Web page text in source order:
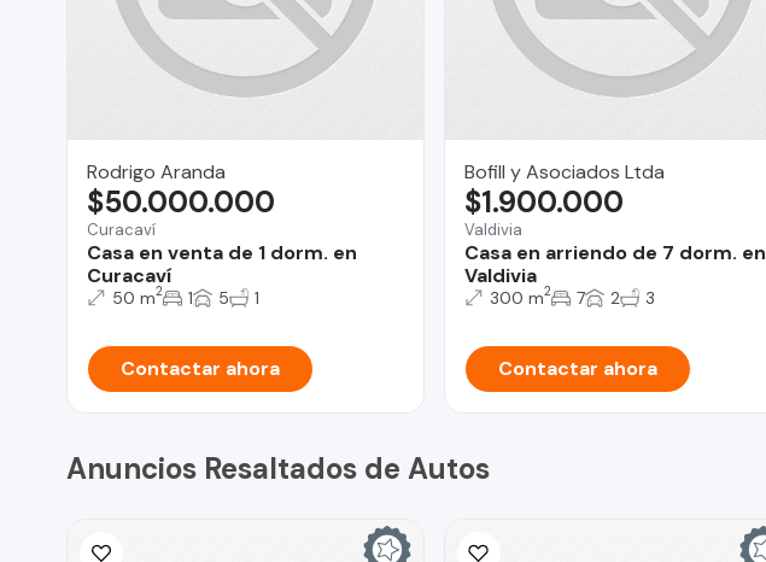
Rodrigo Aranda
Curacaví
Casa en venta de 1 dorm. en
Curacaví
$50.000.000
50 m2 1 5 1
Contactar ahora
Bofill y Asociados Ltda
Valdivia
Casa en arriendo de 7 dorm. en
Valdivia
$1.900.000
300 m2 7 2 3
Contactar ahora
Anuncios Resaltados de Autos